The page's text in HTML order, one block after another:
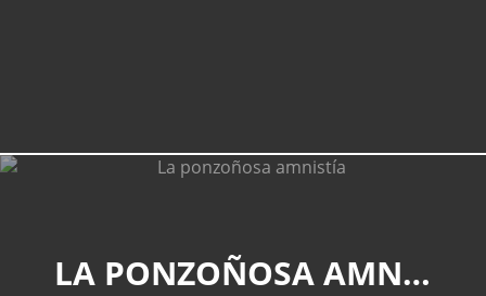
LA PONZOÑOSA AMNISTÍA
CATEGORÍAS